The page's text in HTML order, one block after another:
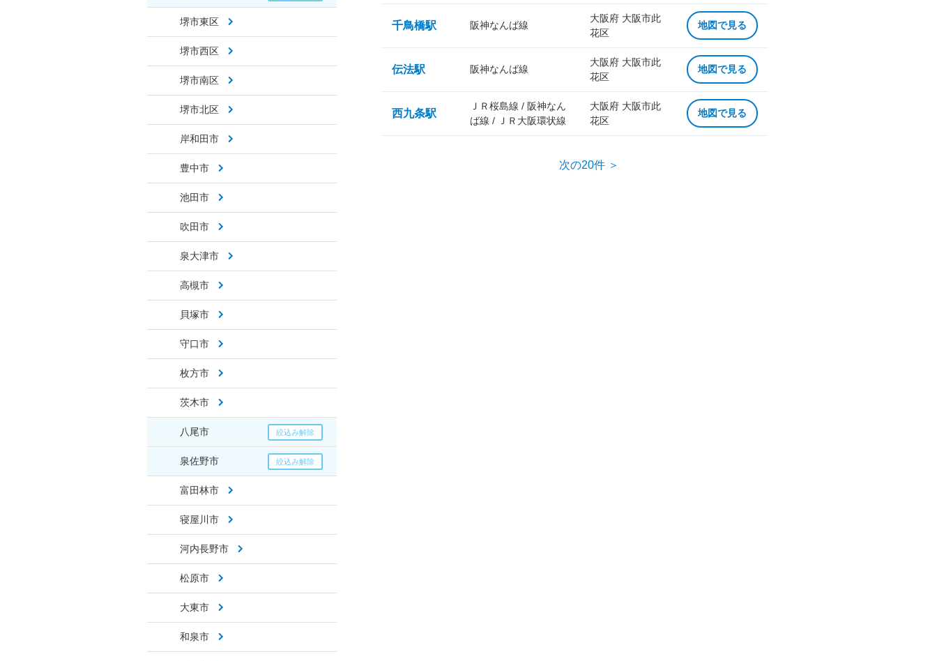
堺市東区
堺市西区
堺市南区
堺市北区
岸和田市
豊中市
池田市
吹田市
泉大津市
高槻市
貝塚市
守口市
枚方市
茨木市
八尾市
泉佐野市
富田林市
寝屋川市
河内長野市
松原市
大東市
和泉市
千鳥橋駅 阪神なんば線
大阪府 大阪市此
花区
地図で見る
伝法駅 阪神なんば線
大阪府 大阪市此
花区
地図で見る
西九条駅
ＪＲ桜島線 / 阪神なん
ば線 / ＪＲ大阪環状線
大阪府 大阪市此
花区
地図で見る
次の20件 ＞